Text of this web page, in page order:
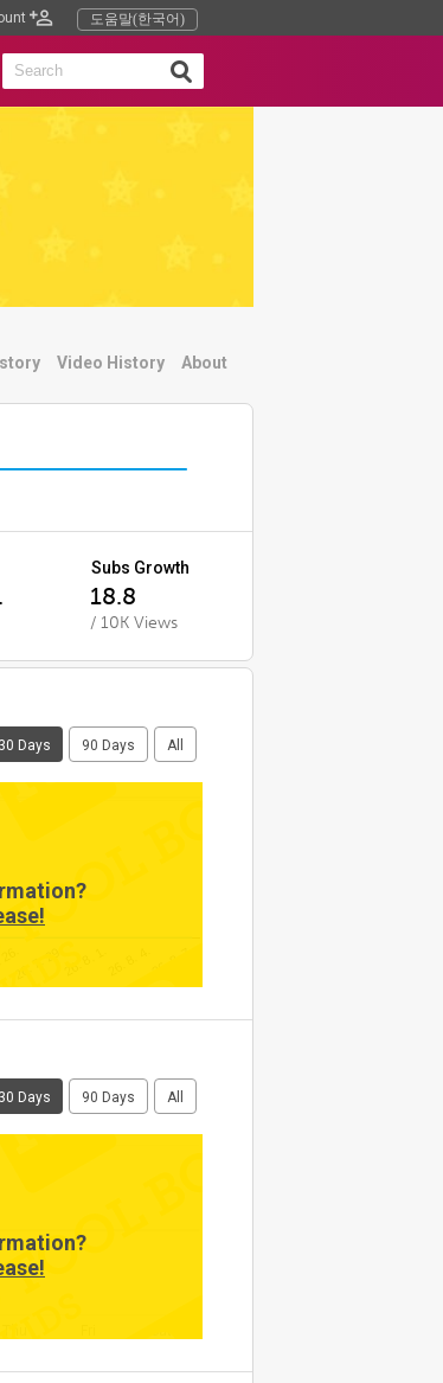
도움말(한국어)
Video History About
Subs Growth
18.8
/ 10K Views
30 Days 90 Days All
30 Days 90 Days All